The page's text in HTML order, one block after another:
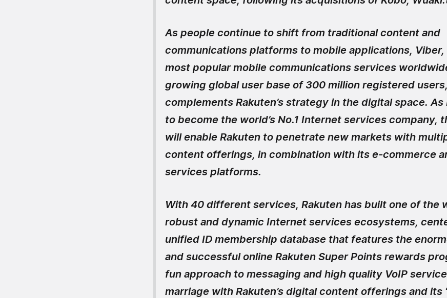
As people continue to shift from traditional content and
communications platforms to mobile applications, Viber,
most popular mobile communications services
growing global user base of 300 million registered
complements Rakuten’s strategy in the digital space. As
to become the world’s No.1 Internet services company,
will enable Rakuten to penetrate new markets with
content offerings, in combination with its e-commerce
services platforms.
With 40 different services, Rakuten has built one of the
robust and dynamic Internet services ecosystems,
unified ID membership database that features the
and successful online Rakuten Super Points rewards
fun approach to messaging and high quality VoIP
marriage with Rakuten’s digital content offerings and its